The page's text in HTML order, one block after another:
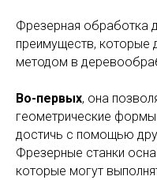
Фрезерная обработка
преимуществ, которые
методом в
Во-первых, она
геометрические
достичь с помощью
Фрезерные станки
которые могут